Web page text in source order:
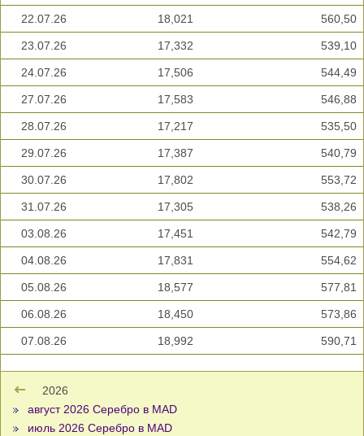
22.07.26 18,021 560,50
23.07.26 17,332 539,10
24.07.26 17,506 544,49
27.07.26 17,583 546,88
28.07.26 17,217 535,50
29.07.26 17,387 540,79
30.07.26 17,802 553,72
31.07.26 17,305 538,26
03.08.26 17,451 542,79
04.08.26 17,831 554,62
05.08.26 18,577 577,81
06.08.26 18,450 573,86
07.08.26 18,992 590,71
2026
август 2026 Серебро в MAD
июль 2026 Серебро в MAD